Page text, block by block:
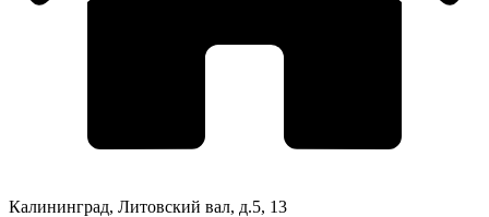
Калининград, Литовский вал, д.5, 13